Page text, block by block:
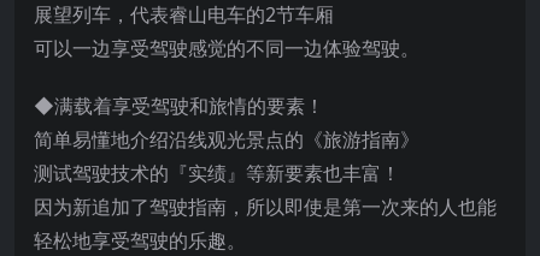
展望列车，代表睿山电车的2节车厢
可以一边享受驾驶感觉的不同一边体验驾驶。
◆满载着享受驾驶和旅情的要素！
简单易懂地介绍沿线观光景点的《旅游指南》
测试驾驶技术的『实绩』等新要素也丰富！
因为新追加了驾驶指南，所以即使是第一次来的人也能
轻松地享受驾驶的乐趣。